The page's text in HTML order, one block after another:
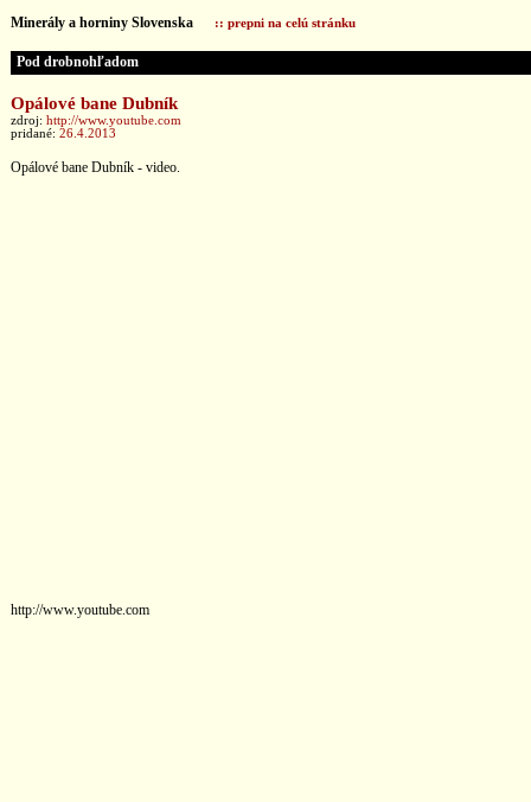
Minerály a horniny Slovenska :: prepni na celú stránku
Pod drobnohľadom
Opálové bane Dubník
zdroj: http://www.youtube.com
pridané: 26.4.2013
Opálové bane Dubník - video.
http://www.youtube.com